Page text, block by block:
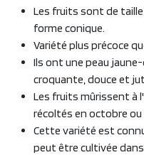
Les fruits sont de
forme conique.
Variété plus précoce
Ils ont une peau
croquante, douce et
Les fruits mûrissent à
récoltés en octobre ou
Cette variété est
peut être cultivée